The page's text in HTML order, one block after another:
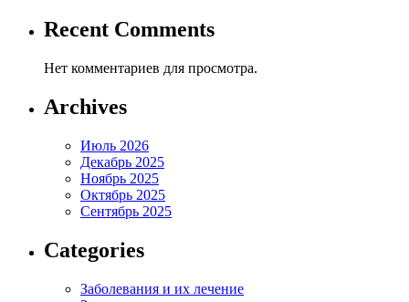
Recent Comments
Нет комментариев для просмотра.
Archives
Июль 2026
Декабрь 2025
Ноябрь 2025
Октябрь 2025
Сентябрь 2025
Categories
Заболевания и их лечение